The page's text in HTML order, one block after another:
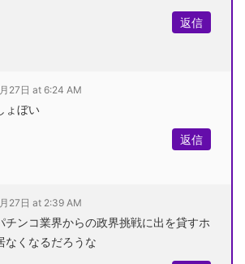
返信
27日 at 6:24 AM
ょぼい
返信
27日 at 2:39 AM
チンコ業界からの政界挑戦に出を貸すホ
なくなるだろうな